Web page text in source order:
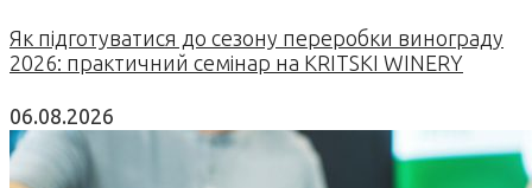
Як підготуватися до сезону переробки винограду
2026: практичний семінар на KRITSKI WINERY
06.08.2026